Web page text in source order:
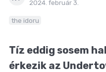
MÁSVILÁG
2024. február 3.
the idoru
Tíz eddig sosem
érkezik az